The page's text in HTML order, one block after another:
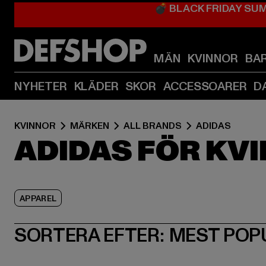
💣 BLACK FRIDAY
MÄN KVINNOR
NYHETER KLÄDER SKOR ACCESSOARER
KVINNOR MÄRKEN ALL BRANDS ADIDAS
ADIDAS FÖR
APPAREL
SORTERA EFTER: MEST